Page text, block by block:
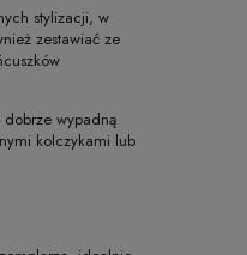
stylizacji, w
zestawiać ze
wypadną
kolczykami lub